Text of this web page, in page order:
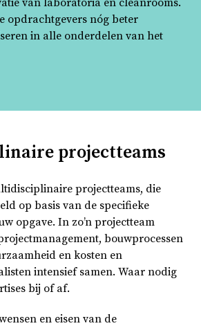
van laboratoria en cleanrooms.
opdrachtgevers nóg beter
in alle onderdelen van het
projectteams
projectteams, die
op basis van de specifieke
opgave. In zo’n projectteam
bouwprocessen
en kosten en
intensief samen. Waar nodig
bij of af.
en eisen van de